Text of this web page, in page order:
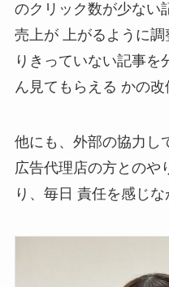
のクリック数が少ない
売上が 上がるように
りきっていない記事を
ん見てもらえる かの
他にも、外部の協力し
広告代理店の方とのや
り、毎日 責任を感じ